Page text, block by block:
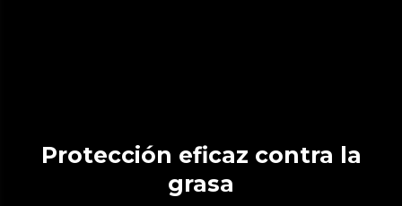
Protección eficaz contra la
grasa